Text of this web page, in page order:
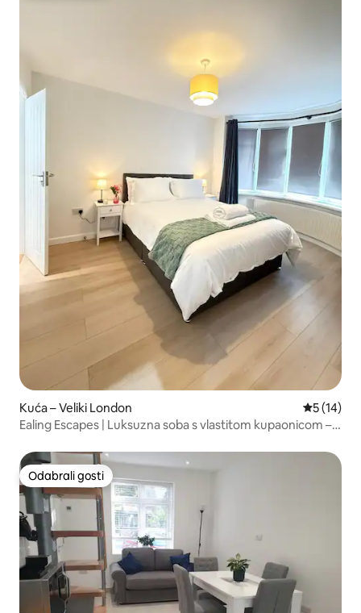
Kuća – Veliki London Prosječna
5 (14)
Ealing Escapes | Luksuzna soba s vlastitom kupaonicom –
Odabrali gosti
Odabrali gosti